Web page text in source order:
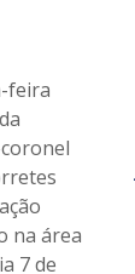
feira
na área
7 de